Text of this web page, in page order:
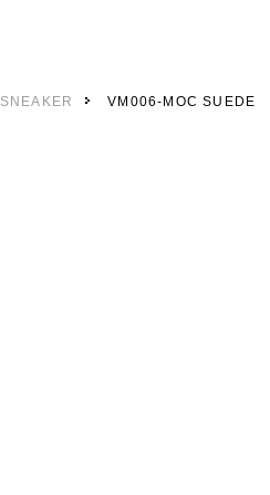
SNEAKER VM006-MOC SUEDE